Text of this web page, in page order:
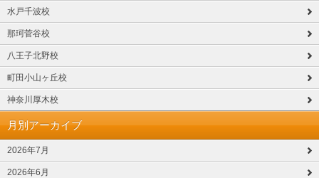
水戸千波校
那珂菅谷校
八王子北野校
町田小山ヶ丘校
神奈川厚木校
月別アーカイブ
2026年7月
2026年6月